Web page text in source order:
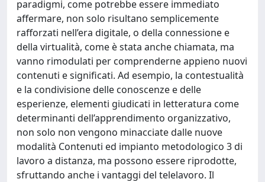
paradigmi, come potrebbe essere immediato
affermare, non solo risultano semplicemente
rafforzati nell’era digitale, o della connessione e
della virtualità, come è stata anche chiamata, ma
vanno rimodulati per comprenderne appieno nuovi
contenuti e significati. Ad esempio, la contestualità
e la condivisione delle conoscenze e delle
esperienze, elementi giudicati in letteratura come
determinanti dell’apprendimento organizzativo,
non solo non vengono minacciate dalle nuove
modalità Contenuti ed impianto metodologico 3 di
lavoro a distanza, ma possono essere riprodotte,
sfruttando anche i vantaggi del telelavoro. Il